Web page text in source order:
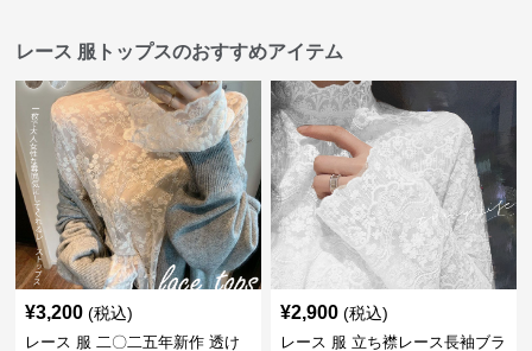
レース 服トップスのおすすめアイテム
¥3,200 (税込)
レース 服 二〇二五年新作 透け
¥2,900 (税込)
レース 服 立ち襟レース長袖ブラ